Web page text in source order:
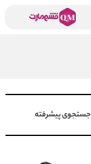
جستجوی پیشرفته